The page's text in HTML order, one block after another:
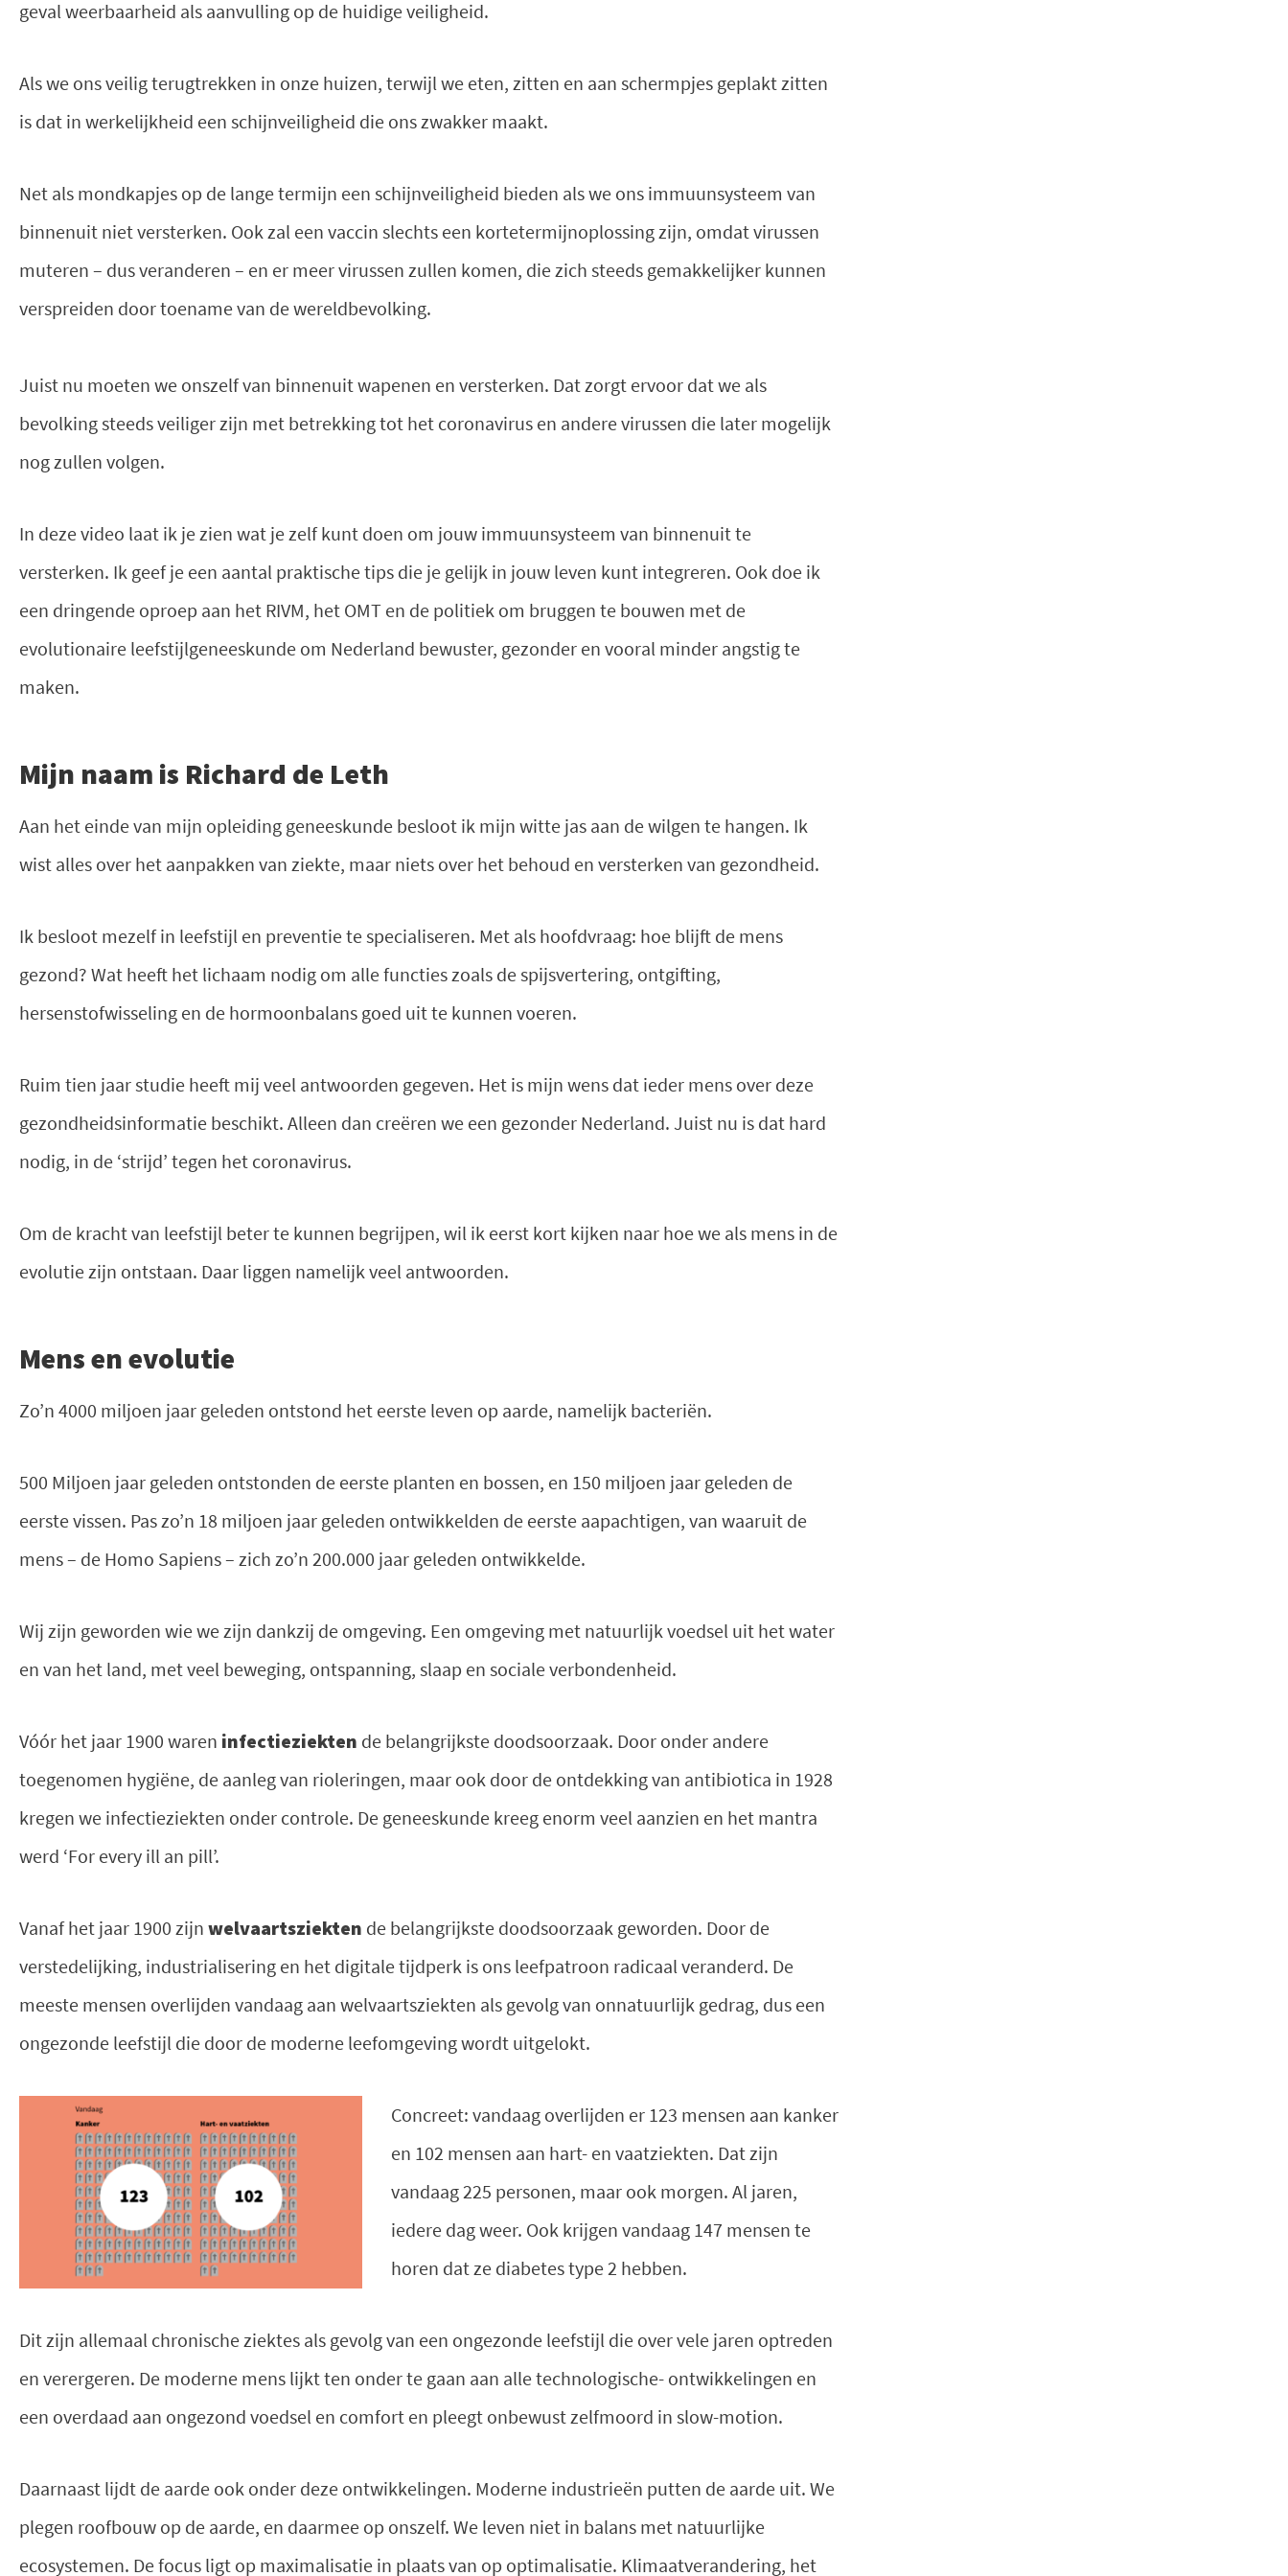
geval weerbaarheid als aanvulling op de huidige veiligheid.
Als we ons veilig terugtrekken in onze huizen, terwijl we eten, zitten en aan schermpjes geplakt zitten
is dat in werkelijkheid een schijnveiligheid die ons zwakker maakt.
Net als mondkapjes op de lange termijn een schijnveiligheid bieden als we ons immuunsysteem van
binnenuit niet versterken. Ook zal een vaccin slechts een kortetermijnoplossing zijn, omdat virussen
muteren – dus veranderen – en er meer virussen zullen komen, die zich steeds gemakkelijker kunnen
verspreiden door toename van de wereldbevolking.
Juist nu moeten we onszelf van binnenuit wapenen en versterken. Dat zorgt ervoor dat we als
bevolking steeds veiliger zijn met betrekking tot het coronavirus en andere virussen die later mogelijk
nog zullen volgen.
In deze video laat ik je zien wat je zelf kunt doen om jouw immuunsysteem van binnenuit te
versterken. Ik geef je een aantal praktische tips die je gelijk in jouw leven kunt integreren. Ook doe ik
een dringende oproep aan het RIVM, het OMT en de politiek om bruggen te bouwen met de
evolutionaire leefstijlgeneeskunde om Nederland bewuster, gezonder en vooral minder angstig te
maken.
Mijn naam is Richard de Leth
Aan het einde van mijn opleiding geneeskunde besloot ik mijn witte jas aan de wilgen te hangen. Ik
wist alles over het aanpakken van ziekte, maar niets over het behoud en versterken van gezondheid.
Ik besloot mezelf in leefstijl en preventie te specialiseren. Met als hoofdvraag: hoe blijft de mens
gezond? Wat heeft het lichaam nodig om alle functies zoals de spijsvertering, ontgifting,
hersenstofwisseling en de hormoonbalans goed uit te kunnen voeren.
Ruim tien jaar studie heeft mij veel antwoorden gegeven. Het is mijn wens dat ieder mens over deze
gezondheidsinformatie beschikt. Alleen dan creëren we een gezonder Nederland. Juist nu is dat hard
nodig, in de ‘strijd’ tegen het coronavirus.
Om de kracht van leefstijl beter te kunnen begrijpen, wil ik eerst kort kijken naar hoe we als mens in de
evolutie zijn ontstaan. Daar liggen namelijk veel antwoorden.
Mens en evolutie
Zo’n 4000 miljoen jaar geleden ontstond het eerste leven op aarde, namelijk bacteriën.
500 Miljoen jaar geleden ontstonden de eerste planten en bossen, en 150 miljoen jaar geleden de
eerste vissen. Pas zo’n 18 miljoen jaar geleden ontwikkelden de eerste aapachtigen, van waaruit de
mens – de Homo Sapiens – zich zo’n 200.000 jaar geleden ontwikkelde.
Wij zijn geworden wie we zijn dankzij de omgeving. Een omgeving met natuurlijk voedsel uit het water
en van het land, met veel beweging, ontspanning, slaap en sociale verbondenheid.
Vóór het jaar 1900 waren infectieziekten de belangrijkste doodsoorzaak. Door onder andere
toegenomen hygiëne, de aanleg van rioleringen, maar ook door de ontdekking van antibiotica in 1928
kregen we infectieziekten onder controle. De geneeskunde kreeg enorm veel aanzien en het mantra
werd ‘For every ill an pill’.
Vanaf het jaar 1900 zijn welvaartsziekten de belangrijkste doodsoorzaak geworden. Door de
verstedelijking, industrialisering en het digitale tijdperk is ons leefpatroon radicaal veranderd. De
meeste mensen overlijden vandaag aan welvaartsziekten als gevolg van onnatuurlijk gedrag, dus een
ongezonde leefstijl die door de moderne leefomgeving wordt uitgelokt.
Concreet: vandaag overlijden er 123 mensen aan kanker
en 102 mensen aan hart- en vaatziekten. Dat zijn
vandaag 225 personen, maar ook morgen. Al jaren,
iedere dag weer. Ook krijgen vandaag 147 mensen te
horen dat ze diabetes type 2 hebben.
Dit zijn allemaal chronische ziektes als gevolg van een ongezonde leefstijl die over vele jaren optreden
en verergeren. De moderne mens lijkt ten onder te gaan aan alle technologische- ontwikkelingen en
een overdaad aan ongezond voedsel en comfort en pleegt onbewust zelfmoord in slow-motion.
Daarnaast lijdt de aarde ook onder deze ontwikkelingen. Moderne industrieën putten de aarde uit. We
plegen roofbouw op de aarde, en daarmee op onszelf. We leven niet in balans met natuurlijke
ecosystemen. De focus ligt op maximalisatie in plaats van op optimalisatie. Klimaatverandering, het